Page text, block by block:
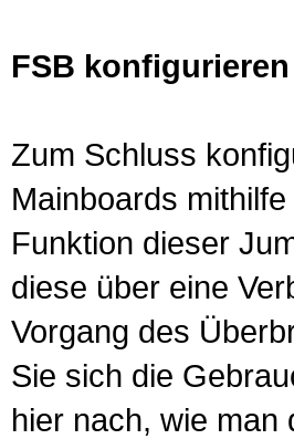
FSB konfigurieren
Zum Schluss
Mainboards mithilfe
Funktion dieser
diese über eine
Vorgang des
Sie sich die
hier nach, wie man